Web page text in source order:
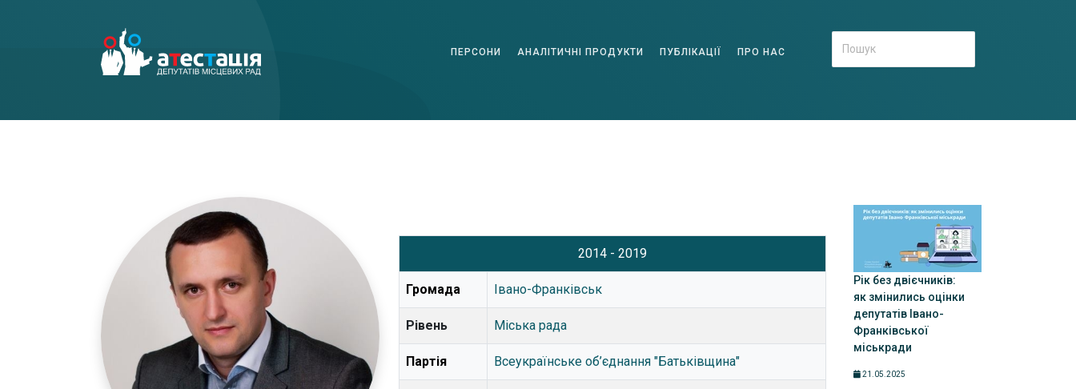
ПЕРСОНИ АНАЛІТИЧНІ ПРОДУКТИ ПУБЛІКАЦІЇ ПРО НАС
2014 - 2019
Громада Івано-Франківськ
Рівень Міська рада
Партія Всеукраїнське об’єднання "Батьківщина"
Рік без двієчників:
як змінились оцінки
депутатів Івано-
Франківської
міськради
21.05.2025